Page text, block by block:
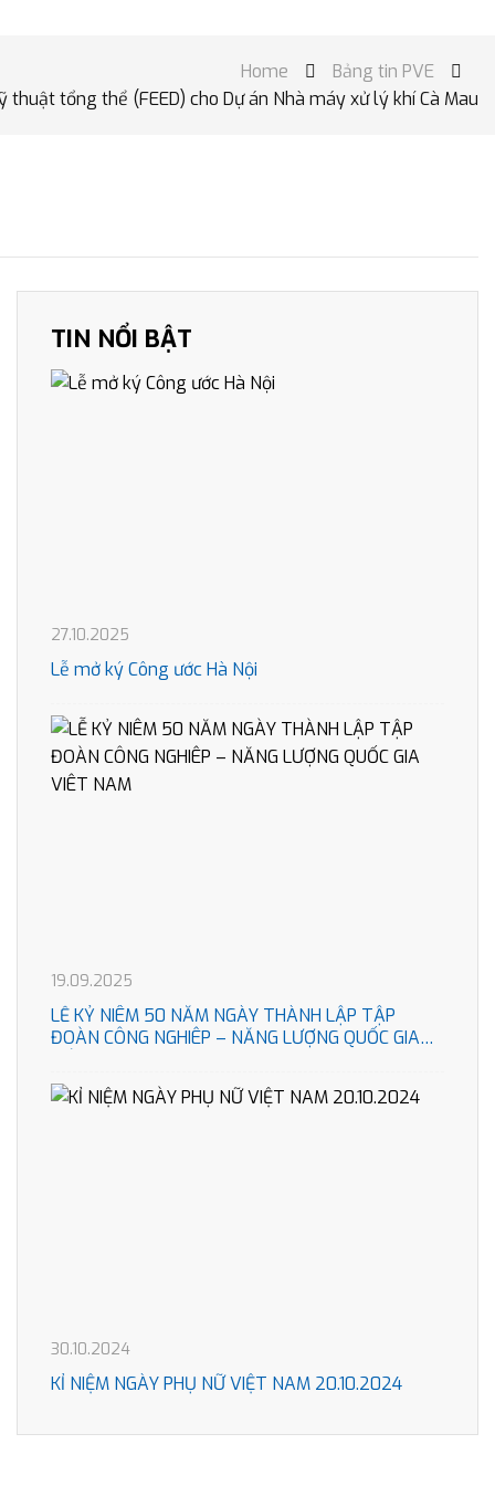
Home  Bảng tin PVE 
tổng thể (FEED) cho Dự án Nhà máy xử lý khí Cà Mau
TIN NỔI BẬT
27.10.2025
Lễ mở ký Công ước Hà Nội
19.09.2025
LỄ KỶ NIÊM 50 NĂM NGÀY THÀNH LẬP TẬP
ĐOÀN CÔNG NGHIÊP – NĂNG LƯỢNG QUỐC GIA
30.10.2024
KỈ NIỆM NGÀY PHỤ NỮ VIỆT NAM 20.10.2024